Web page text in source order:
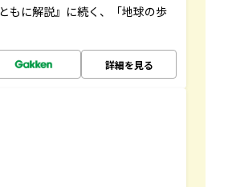
もに解説』に続く、「地球の歩
詳細を見る